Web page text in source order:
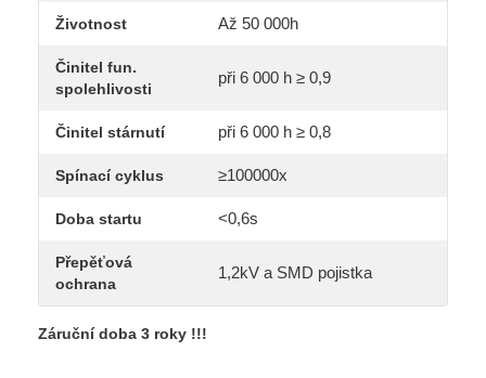
Životnost Až 50 000h
Činitel fun.
spolehlivosti
při 6 000 h ≥ 0,9
Činitel stárnutí při 6 000 h ≥ 0,8
Spínací cyklus ≥100000x
Doba startu <0,6s
Přepěťová
ochrana
1,2kV a SMD pojistka
Záruční doba 3 roky !!!